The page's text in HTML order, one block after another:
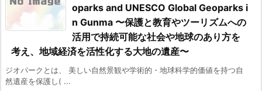
oparks and UNESCO Global Geoparks i
n Gunma 〜保護と教育やツーリズムへの
活用で持続可能な社会や地球のあり方を
考え、地域経済を活性化する大地の遺産〜
ジオパークとは、 美しい自然景観や学術的・地球科学的価値を持つ自
然遺産を保護し( ...